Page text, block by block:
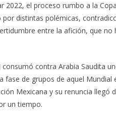
2022, el proceso rumbo a la
distintas polémicas,
entre la afición, que
contra Arabia Saudita
fase de grupos de aquel
Mexicana y su renuncia llegó
un tiempo.